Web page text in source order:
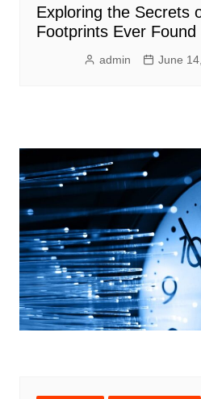
Exploring the Secrets
Footprints Ever Found
admin June